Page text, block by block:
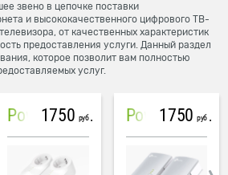
звено в цепочке поставки
и высококачественного цифрового ТВ-
от качественных характеристик
предоставления услуги. Данный раздел
которое позволит вам полностью
услуг.
PowerLine Tenda PH6
1750 руб PowerLine TP-Link AV600
1750 руб